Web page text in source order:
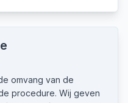
omvang van de
procedure. Wij geven